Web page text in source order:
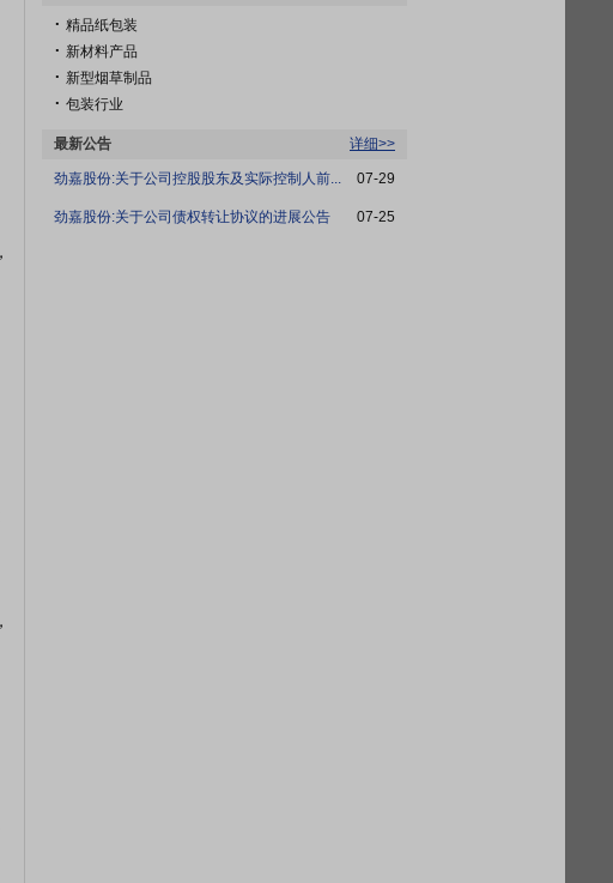
. 精品纸包装
. 新材料产品
. 新型烟草制品
. 包装行业
最新公告 详细>>
劲嘉股份:关于公司控股股东及实际控制人前... 07-29
劲嘉股份:关于公司债权转让协议的进展公告 07-25